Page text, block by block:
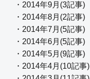
・2014年9月(3記事)
・2014年8月(2記事)
・2014年7月(5記事)
・2014年6月(5記事)
・2014年5月(9記事)
・2014年4月(10記事)